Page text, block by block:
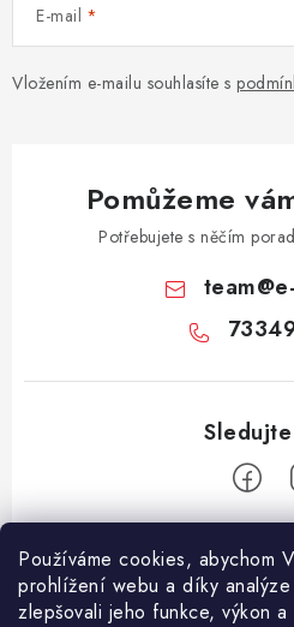
Používáme cookies, abychom
prohlížení webu a díky
zlepšovali jeho funkce, výkon
E-mail
Vložením e-mailu souhlasíte s
Pomůžeme
Potřebujete s něčím
team@
Facebook